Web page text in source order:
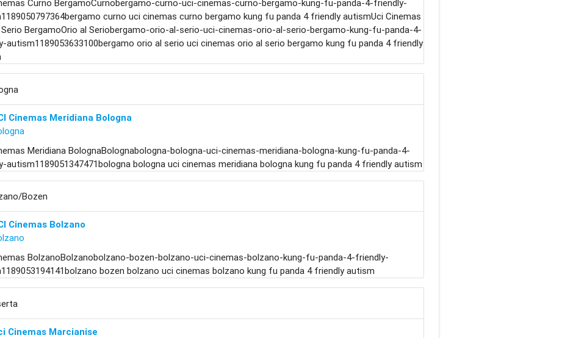
Curno BergamoCurnobergamo-curno-uci-cinemas-curno-bergamo-kung-fu-panda-4-friendly-
curno uci cinemas curno bergamo kung fu panda 4 friendly autismUci Cinemas
Serio BergamoOrio al Seriobergamo-orio-al-serio-uci-cinemas-orio-al-serio-bergamo-kung-fu-panda-4-
autism1189053633100bergamo orio al serio uci cinemas orio al serio bergamo kung fu panda 4 friendly
Cinemas Meridiana Bologna
Meridiana BolognaBolognabologna-bologna-uci-cinemas-meridiana-bologna-kung-fu-panda-4-
autism1189051347471bologna bologna uci cinemas meridiana bologna kung fu panda 4 friendly autism
Bozen
Cinemas Bolzano
BolzanoBolzanobolzano-bozen-bolzano-uci-cinemas-bolzano-kung-fu-panda-4-friendly-
bozen bolzano uci cinemas bolzano kung fu panda 4 friendly autism
Cinemas Marcianise